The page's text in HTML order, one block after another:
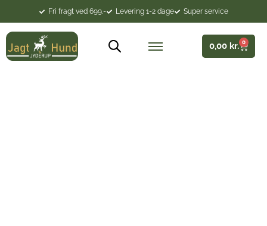
Fri fragt ved 699.- Levering 1-2 dage Super service
0,00 kr. 0